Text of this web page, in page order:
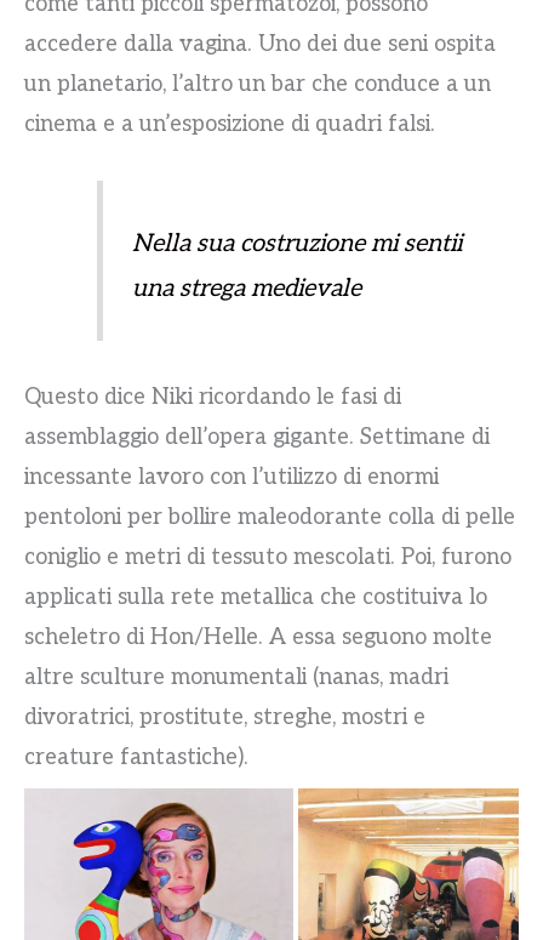
accedere dalla vagina. Uno dei due seni ospita
un planetario, l’altro un bar che conduce a un
cinema e a un’esposizione di quadri falsi.
Nella sua costruzione mi sentii
una strega medievale
Questo dice Niki ricordando le fasi di
assemblaggio dell’opera gigante. Settimane di
incessante lavoro con l’utilizzo di enormi
pentoloni per bollire maleodorante colla di pelle
coniglio e metri di tessuto mescolati. Poi, furono
applicati sulla rete metallica che costituiva lo
scheletro di Hon/Helle. A essa seguono molte
altre sculture monumentali (nanas, madri
divoratrici, prostitute, streghe, mostri e
creature fantastiche).